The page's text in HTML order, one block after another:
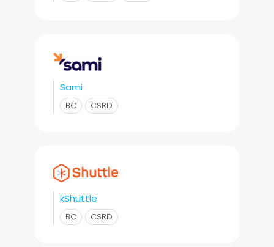
Sami
BC CSRD
kShuttle
BC CSRD